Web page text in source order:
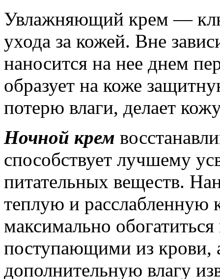
Увлажняющий крем —
ухода за кожей. Вне
наносится на нее днем
образует на коже
потерю влаги, делает
Ночной крем
способствует лучшему
питательных веществ.
теплую и расслабленную
максимально
поступающими из крови,
дополнительную влагу